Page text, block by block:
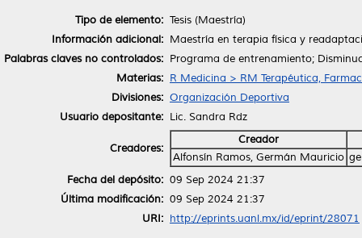
Tipo de elemento: Tesis (Maestría)
Información adicional: Maestría en terapia física y
Palabras claves no controlados: Programa de entrenamiento;
Materias: R Medicina > RM Terapéutica,
Divisiones: Organización Deportiva
Usuario depositante: Lic. Sandra Rdz
Creadores:
Creador
Alfonsín Ramos, Germán Mauricio
Fecha del depósito: 09 Sep 2024 21:37
Última modificación: 09 Sep 2024 21:37
URI: http://eprints.uanl.mx/id/eprint/28071